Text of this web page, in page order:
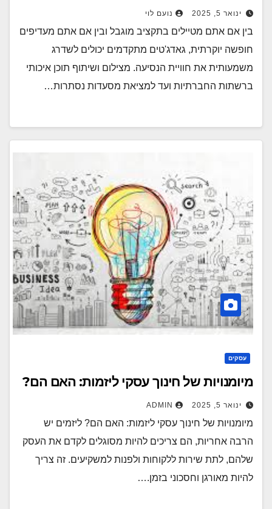
ינואר 5, 2025 נועם לוי
בין אם אתם מטיילים בתקציב מוגבל ובין אם אתם מעדיפים
חופשה יוקרתית, גאדג'טים מתקדמים יכולים לשדרג
משמעותית את חוויית הנסיעה. מצילום ושיתוף תוכן איכותי
ברשתות החברתיות ועד למציאת מסעדות נסתרות…
עסקים
מיומנויות של חינוך עסקי ליזמות: האם הם?
ינואר 5, 2025 ADMIN
מיומנויות של חינוך עסקי ליזמות: האם הם? ליזמים יש
הרבה אחריות, הם צריכים להיות מסוגלים לקדם את העסק
שלהם, לתת שירות ללקוחות ולפנות למשקיעים. זה צריך
להיות מאורגן וחסכוני בזמן.…